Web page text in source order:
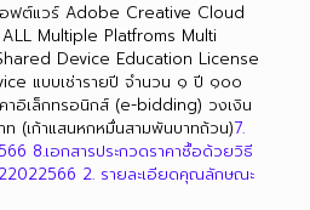
อฟต์แวร์ Adobe Creative Cloud
Multiple Platfroms Multi
Device Education License
แบบเช่ารายปี จำนวน ๑ ปี ๑๐๐
าอิเล็กทรอนิกส์ (e-bidding) วงเงิน
(เก้าแสนหกหมื่นสามพันบาทถ้วน)7.
8.เอกสารประกวดราคาซื้อด้วยวิธี
2. รายละเอียดคุณลักษณะ